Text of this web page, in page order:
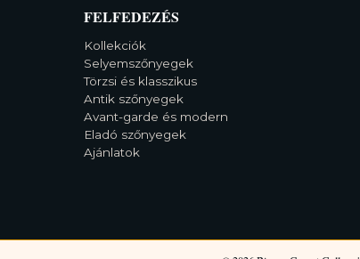
FELFEDEZÉS
Kollekciók
Selyemszőnyegek
Törzsi és klasszikus
Antik szőnyegek
Avant-garde és modern
Eladó szőnyegek
Ajánlatok